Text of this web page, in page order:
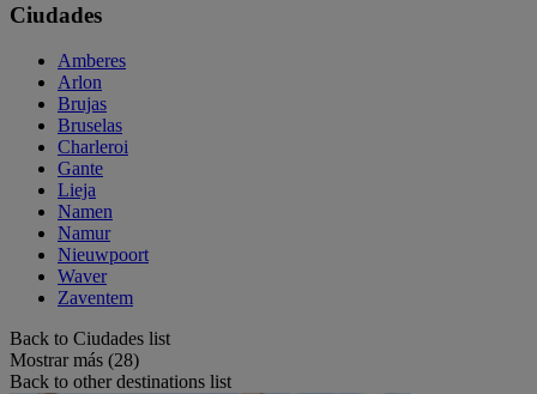
Ciudades
Amberes
Arlon
Brujas
Bruselas
Charleroi
Gante
Lieja
Namen
Namur
Nieuwpoort
Waver
Zaventem
Back to Ciudades list
Mostrar más (28)
Back to other destinations list